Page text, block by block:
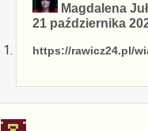
Magdalena
21 października
https://rawicz24.pl/